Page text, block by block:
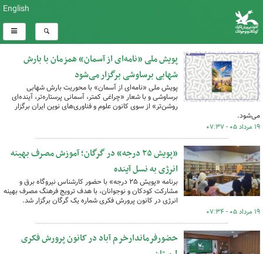
English
پویش ملی «نامه‌ای از آسمان» همزمان با بارش
شهابی برساوشی برگزار می‌شود
پویش ملی «نامه‌ای از آسمان» با محوریت بارش شهابی
برساوشی و با شعار «چراغی کمتر، آسمانی پرستاره‌تر، آینده‌ای
روشن‌تر» از سوی کانون علوم و فناوری‌های نوین ایران برگزار
می‌شود.
۱۹ مرداد ۰۵ - ۰۷:۳۷
«پویش ۲۵ درجه» در گرگان؛ آموزش مصرف بهینه
انرژی به نسل آینده
برنامه «پویش ۲۵ درجه» با حضور کارشناس نیروگاه برق و
مشارکت کودکان و نوجوانان، با هدف ترویج فرهنگ مصرف بهینه
انرژی در کانون پرورش فکری شماره یک گرگان برگزار شد.
۱۹ مرداد ۰۵ - ۰۷:۳۴
حضورفرماندارخرم آباد در کانون پرورش فکری